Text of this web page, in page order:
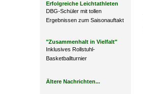
Erfolgreiche Leichtathleten
DBG-Schüler mit tollen
Ergebnissen zum Saisonauftakt
"Zusammenhalt in Vielfalt"
Inklusives Rollstuhl-
Basketballturnier
Ältere Nachrichten...